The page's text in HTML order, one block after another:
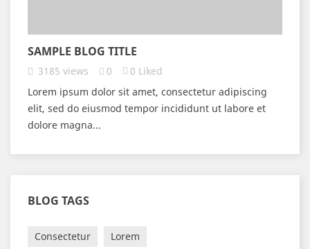
SAMPLE BLOG TITLE
3185 views 0 0 Liked
Lorem ipsum dolor sit amet, consectetur adipiscing
elit, sed do eiusmod tempor incididunt ut labore et
dolore magna...
BLOG TAGS
Consectetur Lorem